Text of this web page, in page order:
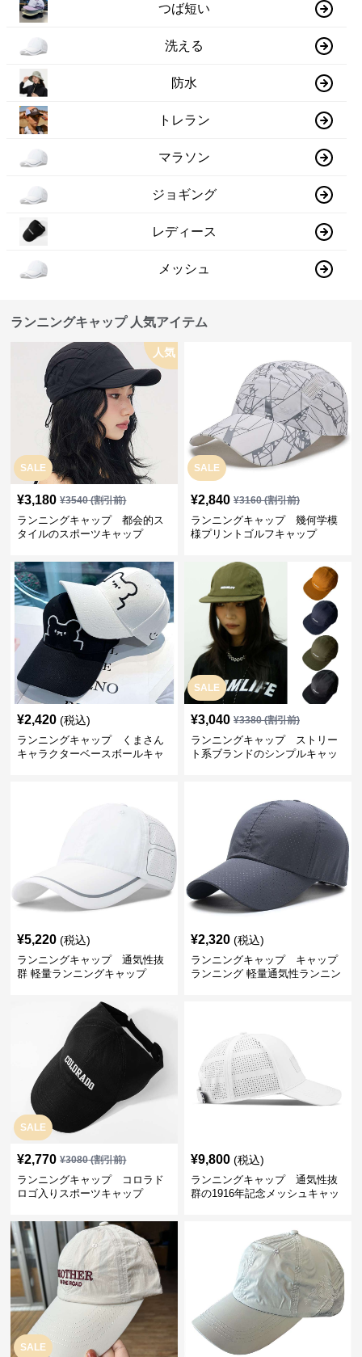
つば短い
洗える
防水
トレラン
マラソン
ジョギング
レディース
メッシュ
ランニングキャップ 人気アイテム
SALE
人気
¥3,180 ¥3540(割引前)
ランニングキャップ 都会的ス
タイルのスポーツキャップ
SALE
¥2,840 ¥3160(割引前)
ランニングキャップ 幾何学模
様プリントゴルフキャップ
¥2,420 (税込)
ランニングキャップ くまさん
キャラクターベースボールキャ
SALE
¥3,040 ¥3380(割引前)
ランニングキャップ ストリー
ト系ブランドのシンプルキャッ
¥5,220 (税込)
ランニングキャップ 通気性抜
群 軽量ランニングキャップ
¥2,320 (税込)
ランニングキャップ キャップ
ランニング 軽量通気性ランニン
SALE
¥2,770 ¥3080(割引前)
ランニングキャップ コロラド
ロゴ入りスポーツキャップ
¥9,800 (税込)
ランニングキャップ 通気性抜
群の1916年記念メッシュキャッ
SALE